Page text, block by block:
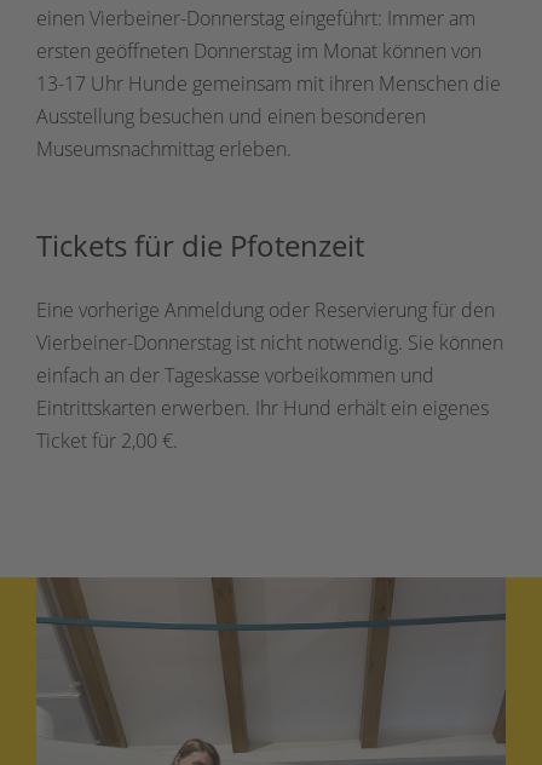
einen Vierbeiner-Donnerstag eingeführt: Immer am
ersten geöffneten Donnerstag im Monat können von
13-17 Uhr Hunde gemeinsam mit ihren Menschen die
Ausstellung besuchen und einen besonderen
Museumsnachmittag erleben.
Tickets für die Pfotenzeit
Eine vorherige Anmeldung oder Reservierung für den
Vierbeiner-Donnerstag ist nicht notwendig. Sie können
einfach an der Tageskasse vorbeikommen und
Eintrittskarten erwerben. Ihr Hund erhält ein eigenes
Ticket für 2,00 €.